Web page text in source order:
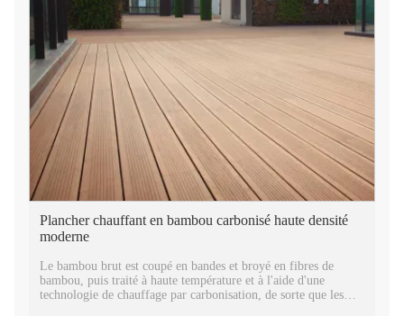
Plancher chauffant en bambou carbonisé haute densité
moderne
Le bambou brut est coupé en bandes et broyé en fibres de
bambou, puis traité à haute température et à l'aide d'une
technologie de chauffage par carbonisation, de sorte que les